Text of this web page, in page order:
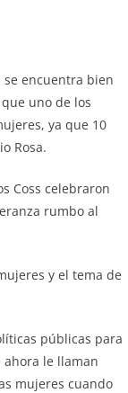
se encuentra bien
uno de los
ya que 10
Rosa.
Coss celebraron
rumbo al
y el tema de
públicas para
le llaman
mujeres cuando